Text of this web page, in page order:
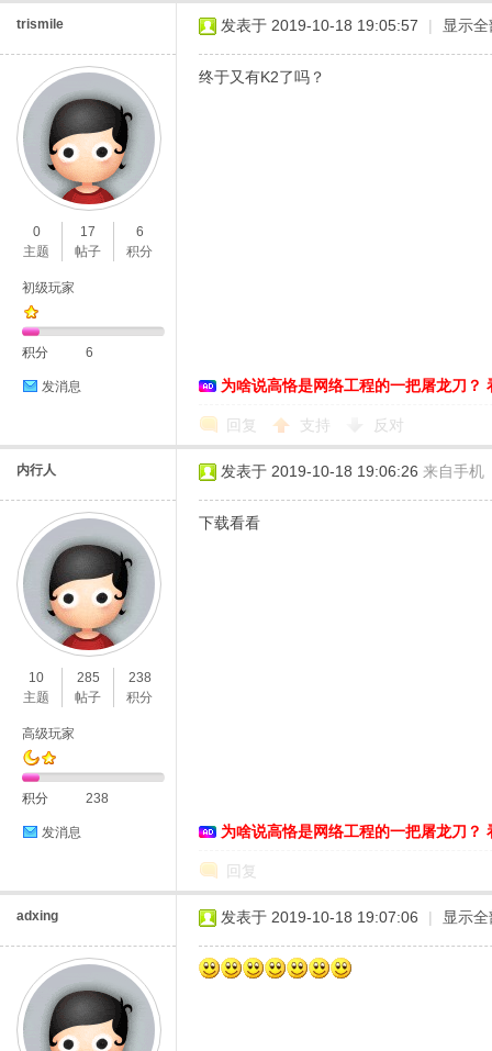
trismile
0
主题
17
帖子
6
积分
初级玩家
积分 6
发消息
发表于 2019-10-18 19:05:57 | 显示
终于又有K2了吗？
为啥说高恪是网络工程的一把屠龙刀？
回复 支持 反对
内行人
10
主题
285
帖子
238
积分
高级玩家
积分 238
发消息
发表于 2019-10-18 19:06:26 来自手机
下载看看
为啥说高恪是网络工程的一把屠龙刀？
回复
adxing 发表于 2019-10-18 19:07:06 | 显示